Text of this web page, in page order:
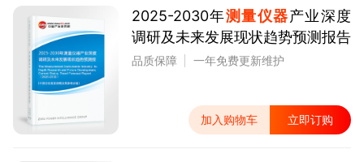
2025-2030年测量仪器产业深度
调研及未来发展现状趋势预测报告
品质保障 一年免费更新维护
加入购物车 立即订购